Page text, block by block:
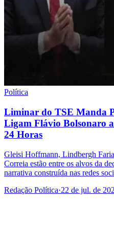
Política
Liminar do TSE Manda
Ligam Flávio Bolsonaro
24 Horas
Gleisi Hoffmann, Lindbergh
Correia estão entre os alvos da
narrativa construída nas redes
Redação Política·22 de jul. de